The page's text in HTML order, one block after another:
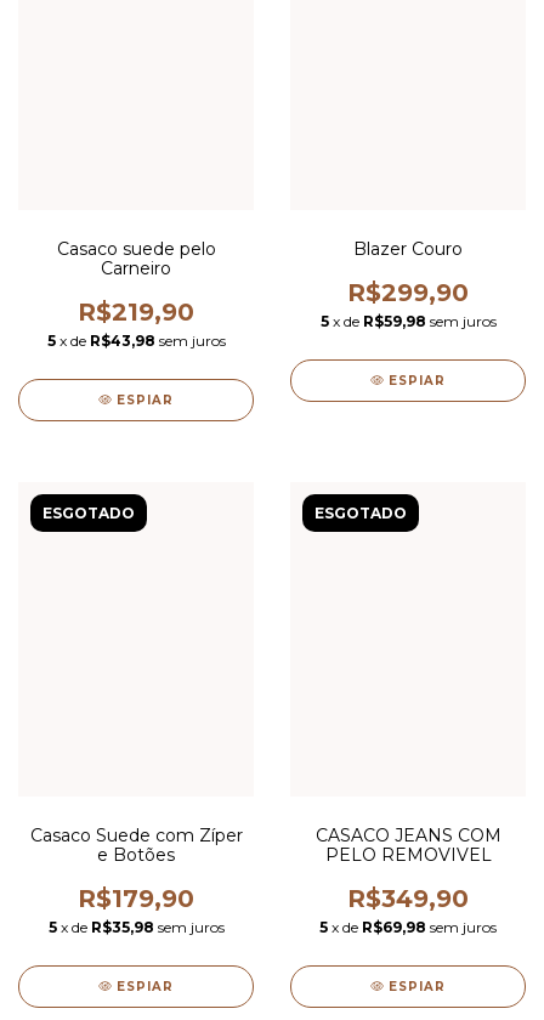
Casaco suede pelo
Carneiro
R$219,90
5 x de R$43,98 sem juros
ESPIAR
Blazer Couro
R$299,90
5 x de R$59,98 sem juros
ESPIAR
ESGOTADO
Casaco Suede com Zíper
e Botões
R$179,90
5 x de R$35,98 sem juros
ESPIAR
ESGOTADO
CASACO JEANS COM
PELO REMOVIVEL
R$349,90
5 x de R$69,98 sem juros
ESPIAR